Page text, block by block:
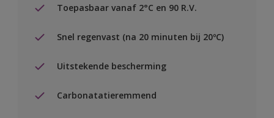
Toepasbaar vanaf 2°C en 90 R.V.
Snel regenvast (na 20 minuten bij 20ºC)
Uitstekende bescherming
Carbonatatieremmend